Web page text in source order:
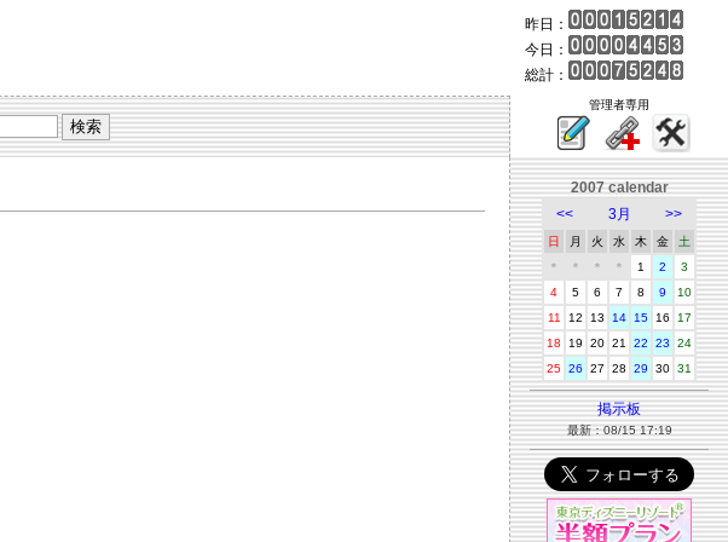
昨日：
今日：
総計：
管理者専用
2007 calendar
<<
3月 >>
日 月 火 水 木 金
土
＊
＊ ＊ ＊ 1 2
3
4
5 6 7 8 9
10
11
12 13 14 15 16
17
18
19 20 21 22 23
24
25 26 27 28 29 30 31
掲示板
最新：08/15 17:19